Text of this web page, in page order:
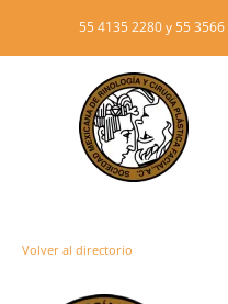
to
55 4135 2280 y 55 3566
Volver al directorio